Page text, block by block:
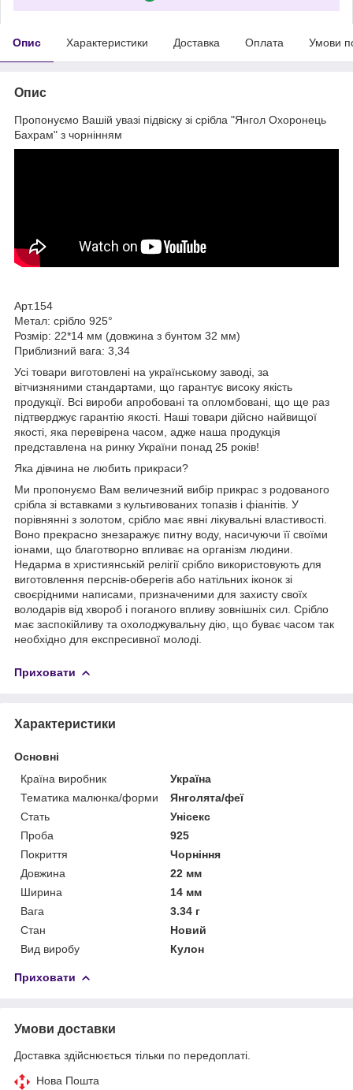
Опис Характеристики Доставка Оплата Умови
Опис
Пропонуємо Вашій увазі підвіску зі срібла "Янгол Охоронець
Бахрам" з чорнінням
Арт.154
Метал: срібло 925°
Розмір: 22*14 мм (довжина з бунтом 32 мм)
Приблизний вага: 3,34
Усі товари виготовлені на українському заводі, за
вітчизняними стандартами, що гарантує високу якість
продукції. Всі вироби апробовані та опломбовані, що ще раз
підтверджує гарантію якості. Наші товари дійсно найвищої
якості, яка перевірена часом, адже наша продукція
представлена на ринку України понад 25 років!
Яка дівчина не любить прикраси?
Ми пропонуємо Вам величезний вибір прикрас з родованого
срібла зі вставками з культивованих топазів і фіанітів. У
порівнянні з золотом, срібло має явні лікувальні властивості.
Воно прекрасно знезаражує питну воду, насичуючи її своїми
іонами, що благотворно впливає на організм людини.
Недарма в християнській релігії срібло використовують для
виготовлення перснів-оберегів або натільних іконок зі
своєрідними написами, призначеними для захисту своїх
володарів від хвороб і поганого впливу зовнішніх сил. Срібло
має заспокійливу та охолоджувальну дію, що буває часом так
необхідно для експресивної молоді.
Приховати
Характеристики
Основні
Країна виробник
Україна
Тематика малюнка/форми
Янголята/феї
Стать
Унісекс
Проба
925
Покриття
Чорніння
Довжина
22 мм
Ширина
14 мм
Вага
3.34 г
Стан
Новий
Вид виробу
Кулон
Приховати
Умови доставки
Доставка здійснюється тільки по передоплаті.
Нова Пошта